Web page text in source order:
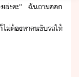
​ล่ะ​คะ​”​ ​ฉั​ถา​​
่ต้​หา​คขัรถ​ให้​